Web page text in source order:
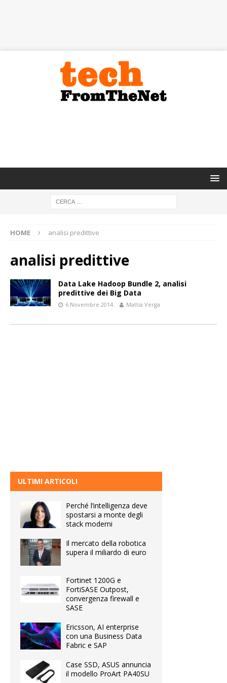
HOME analisi predittive
analisi predittive
Data Lake Hadoop Bundle 2, analisi
predittive dei Big Data
6 Novembre 2014 Mattia Verga
ULTIMI ARTICOLI
Perché l’intelligenza deve
spostarsi a monte degli
stack moderni
Il mercato della robotica
supera il miliardo di euro
Fortinet 1200G e
FortiSASE Outpost,
convergenza firewall e
SASE
Ericsson, AI enterprise
con una Business Data
Fabric e SAP
Case SSD, ASUS annuncia
il modello ProArt PA40SU